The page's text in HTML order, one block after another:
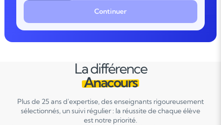
Continuer
La différence
Anacours
Plus de 25 ans d'expertise, des enseignants rigoureusement
sélectionnés, un suivi régulier : la réussite de chaque élève
est notre priorité.